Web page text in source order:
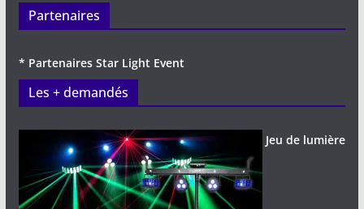
Partenaires
* Partenaires Star Light Event
Les + demandés
Jeu de lumière